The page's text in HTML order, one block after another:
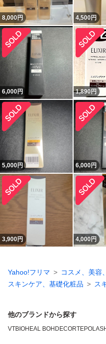
8,000円 4,500円
6,000円 1,890 円
5,000円 6,000円
3,900円 4,000円
Yahoo!フリマ
コスメ、美容
スキンケア、基礎化粧品
ス
他のブランドから探す
VTBIOHEAL BOH DECORTEPOLA